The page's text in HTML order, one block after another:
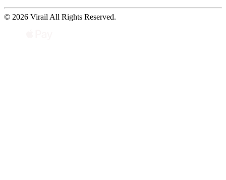
© 2026 Virail All Rights Reserved.